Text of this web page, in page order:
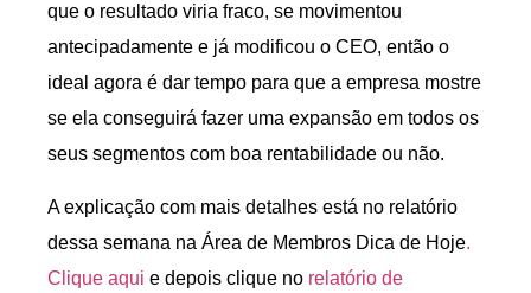
que o resultado viria fraco, se movimentou
antecipadamente e já modificou o CEO, então o
ideal agora é dar tempo para que a empresa mostre
se ela conseguirá fazer uma expansão em todos os
seus segmentos com boa rentabilidade ou não.
A explicação com mais detalhes está no relatório
dessa semana na Área de Membros Dica de Hoje.
Clique aqui e depois clique no relatório de